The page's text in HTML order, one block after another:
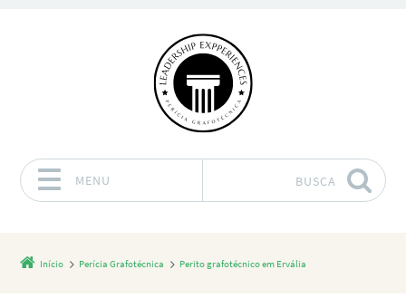
MENU BUSCA
Início Perícia Grafotécnica Perito grafotécnico em Ervália